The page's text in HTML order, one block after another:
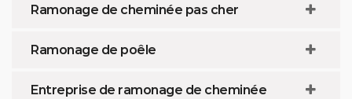
Ramonage de cheminée pas cher
Ramonage de poêle
Entreprise de ramonage de cheminée